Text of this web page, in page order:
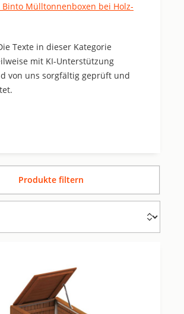
Binto Mülltonnenboxen bei Holz-
Texte in dieser Kategorie
mit KI-Unterstützung
von uns sorgfältig geprüft und
Produkte filtern